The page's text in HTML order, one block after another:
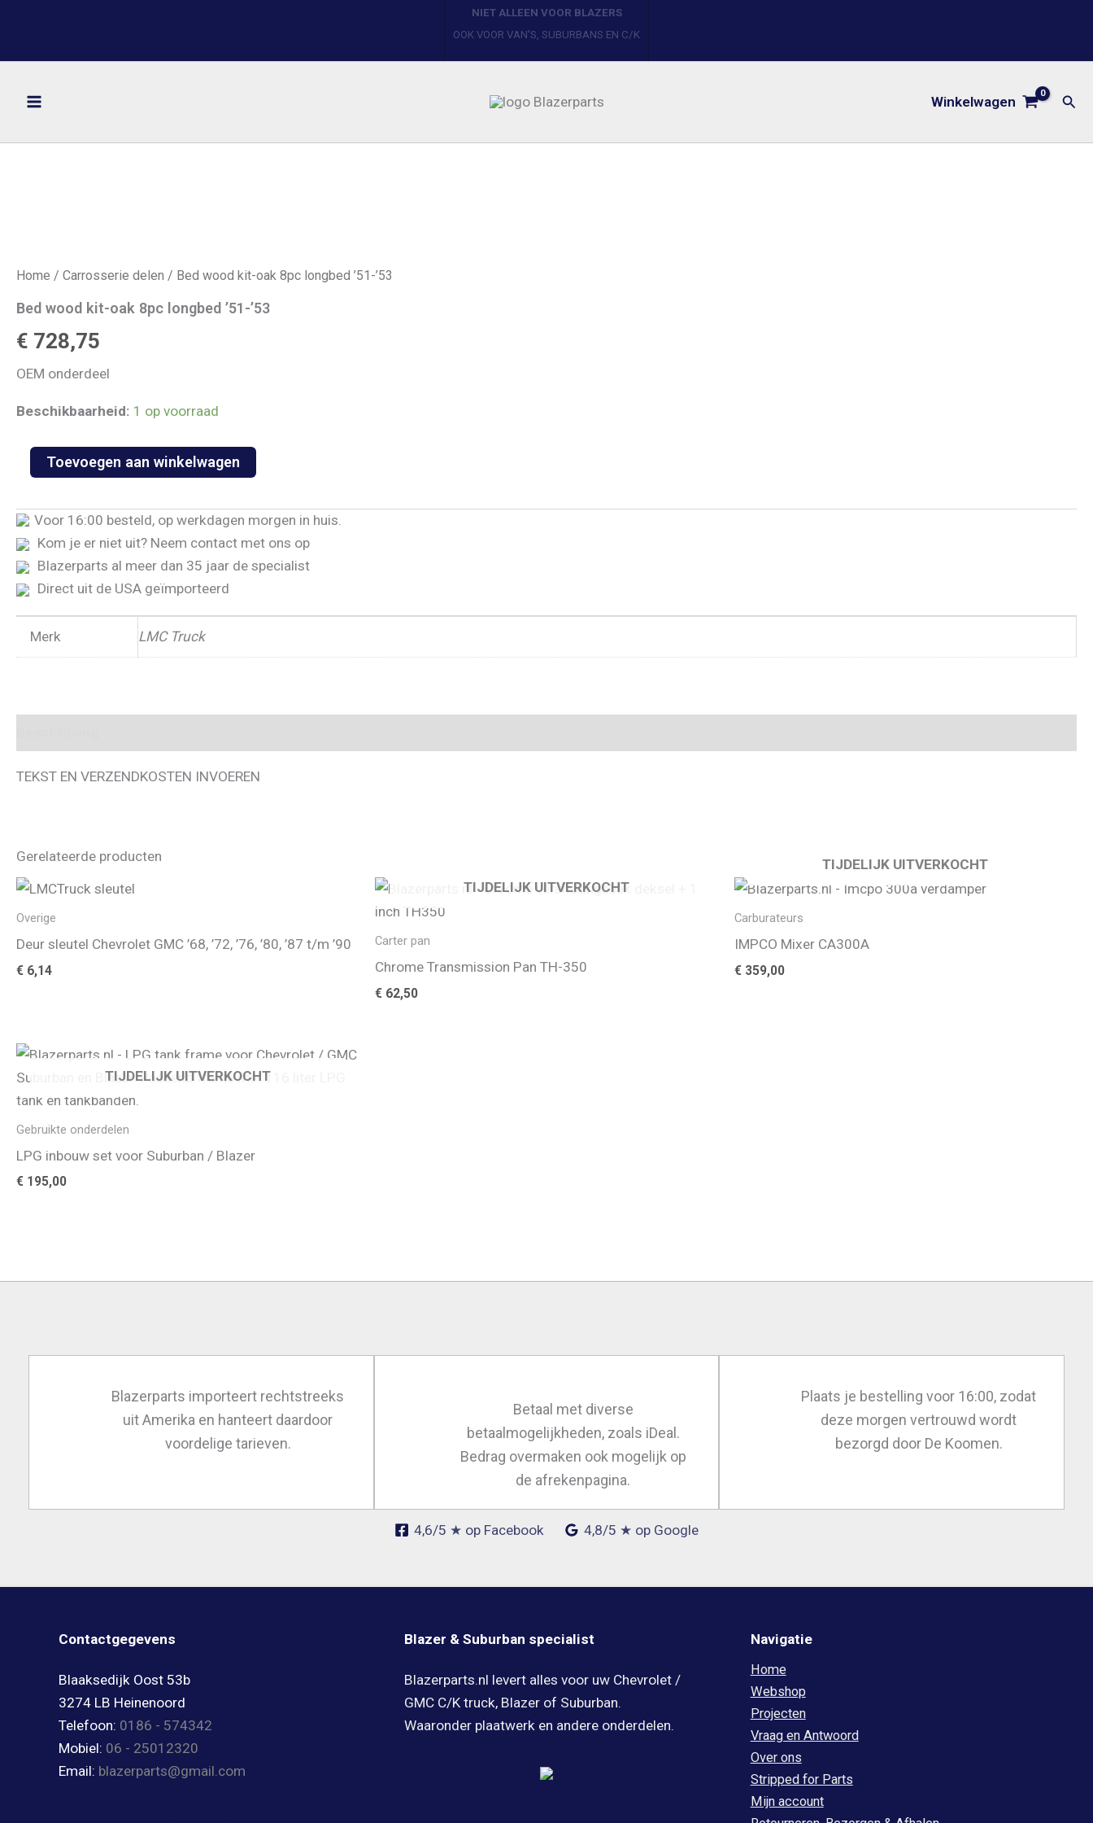
BLAZERPARTS
YOUR ONE STOP PARTS SHOP
Winkelwagen
Home / Carrosserie delen / Bed wood kit-oak 8pc longbed ’51-’53
Bed wood kit-oak 8pc longbed ’51-’53
€ 728,75
OEM onderdeel
Beschikbaarheid: 1 op voorraad
Bed
8pc
'51-
'53
aantal
Toevoegen aan winkelwagen
Voor 16:00 besteld, op werkdagen morgen in huis.
Kom je er niet uit? Neem contact met ons op
Blazerparts al meer dan 35 jaar de specialist
Direct uit de USA geïmporteerd
Merk LMC Truck
TEKST EN VERZENDKOSTEN INVOEREN
Gerelateerde producten
Overige
Deur sleutel Chevrolet GMC ’68, ’72, ’76, ’80, ’87 t/m ’90
€ 6,14
TIJDELIJK UITVERKOCHT
Carter pan
Chrome Transmission Pan TH-350
€ 62,50
TIJDELIJK UITVERKOCHT
Carburateurs
IMPCO Mixer CA300A
€359,00
TIJDELIJK UITVERKOCHT
Gebruikte onderdelen
LPG inbouw set voor Suburban / Blazer
€ 195,00
Blazerparts importeert rechtstreeks
uit Amerika en hanteert daardoor
voordelige tarieven.
Betaal met diverse
betaalmogelijkheden, zoals iDeal.
Bedrag overmaken ook mogelijk op
de afrekenpagina.
Plaats je bestelling voor 16:00, zodat
deze morgen vertrouwd wordt
bezorgd door De Koomen.
4,6/5 ★ op Facebook 4,8/5 ★ op Google
Contactgegevens
Blaaksedijk Oost 53b
3274 LB Heinenoord
Telefoon: 0186 - 574342
Mobiel: 06 - 25012320
Email: blazerparts@gmail.com
Blazer & Suburban specialist
Blazerparts.nl levert alles voor uw Chevrolet /
GMC C/K truck, Blazer of Suburban.
Waaronder plaatwerk en andere onderdelen.
Navigatie
Home
Webshop
Projecten
Vraag en Antwoord
Over ons
Stripped for Parts
Mijn account